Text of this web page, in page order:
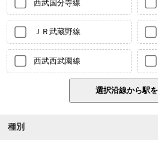
西武国分寺線
ＪＲ武蔵野線
西武西武園線
種別